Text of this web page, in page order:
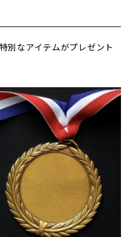
別なアイテムがプレゼント